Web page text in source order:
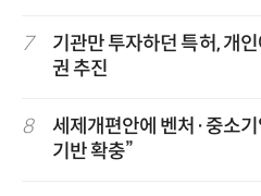
7
기관만 투자하던 특허, 개
권 추진
8
세제개편안에 벤처·중소
기반 확충”